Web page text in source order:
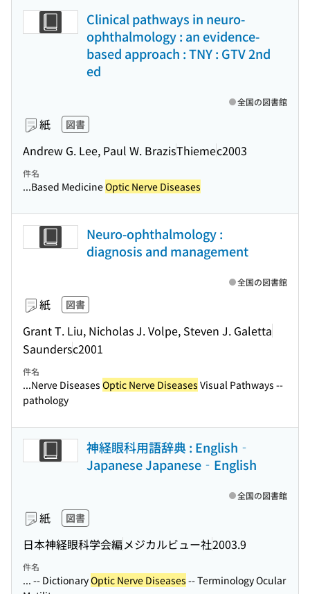
Clinical pathways in neuro-
ophthalmology : an evidence-
based approach : TNY : GTV 2nd
ed
紙 図書
Andrew G. Lee, Paul W. BrazisThiemec2003
全国の図書館
件名
...Based MedicineOptic Nerve Diseases
Neuro-ophthalmology :
diagnosis and management
紙 図書
Grant T. Liu, Nicholas J. Volpe, Steven J. Galetta
Saundersc2001
全国の図書館
件名
...Nerve Diseases Optic Nerve Diseases Visual Pathways --
pathology
神経眼科用語辞典 : English‐
Japanese Japanese‐English
紙 図書
日本神経眼科学会編 メジカルビュー社2003.9
全国の図書館
件名
... -- DictionaryOptic Nerve Diseases -- Terminology Ocular